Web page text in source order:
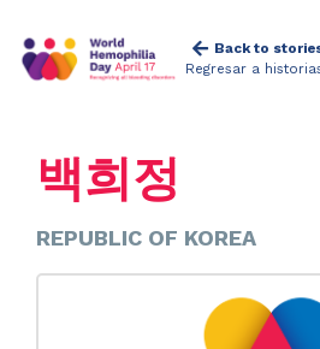
Back to
Regresar a
백희정
REPUBLIC OF KOREA